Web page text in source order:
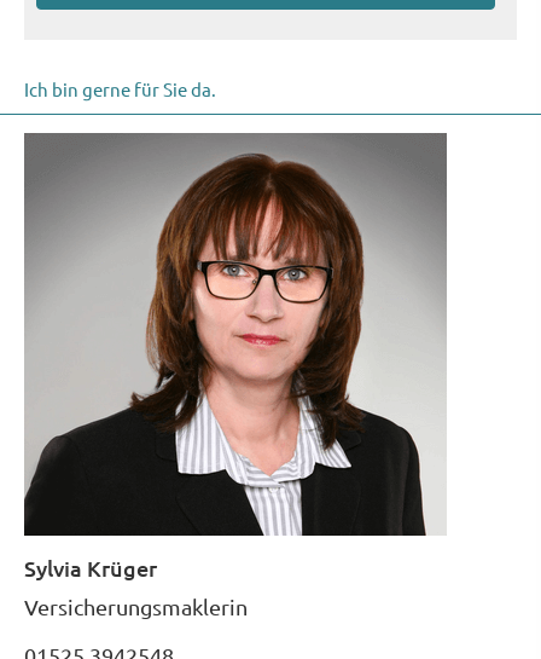
Ich bin gerne für Sie da.
Sylvia Krüger
Ver­sicherungs­maklerin